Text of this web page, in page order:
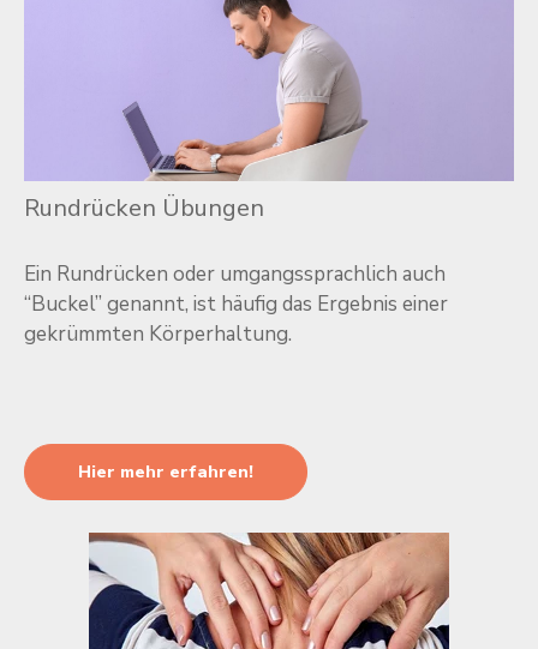
Rundrücken Übungen
Ein Rundrücken oder umgangssprachlich auch
“Buckel” genannt, ist häufig das Ergebnis einer
gekrümmten Körperhaltung.
Hier mehr erfahren!